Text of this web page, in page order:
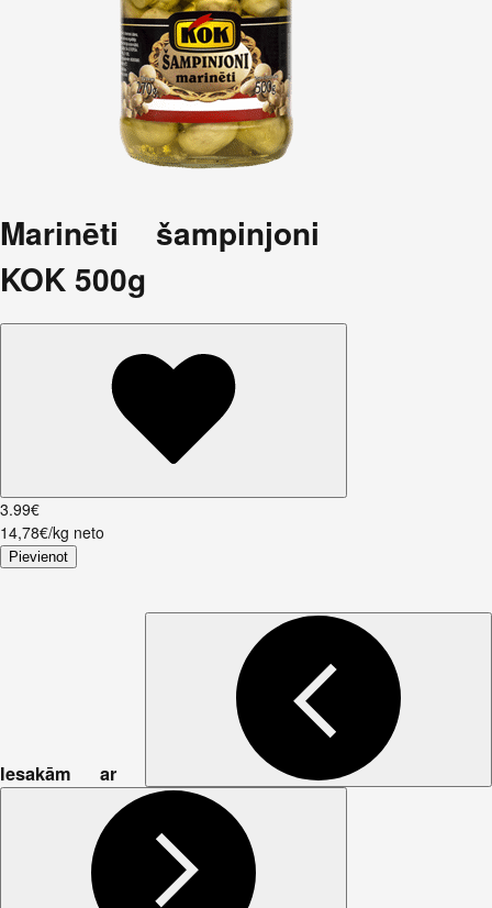
Marinēti šampinjoni
KOK 500g
3.99€
14,78€/kg neto
Pievienot
Iesakām ar